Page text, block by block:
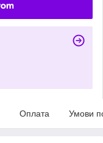
Оплата Умови